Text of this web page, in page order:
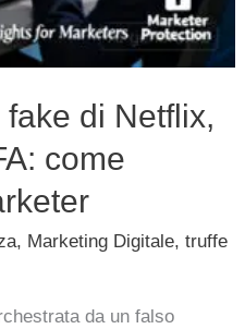
di Netflix,
come
, Marketing Digitale,truffe
da un falso